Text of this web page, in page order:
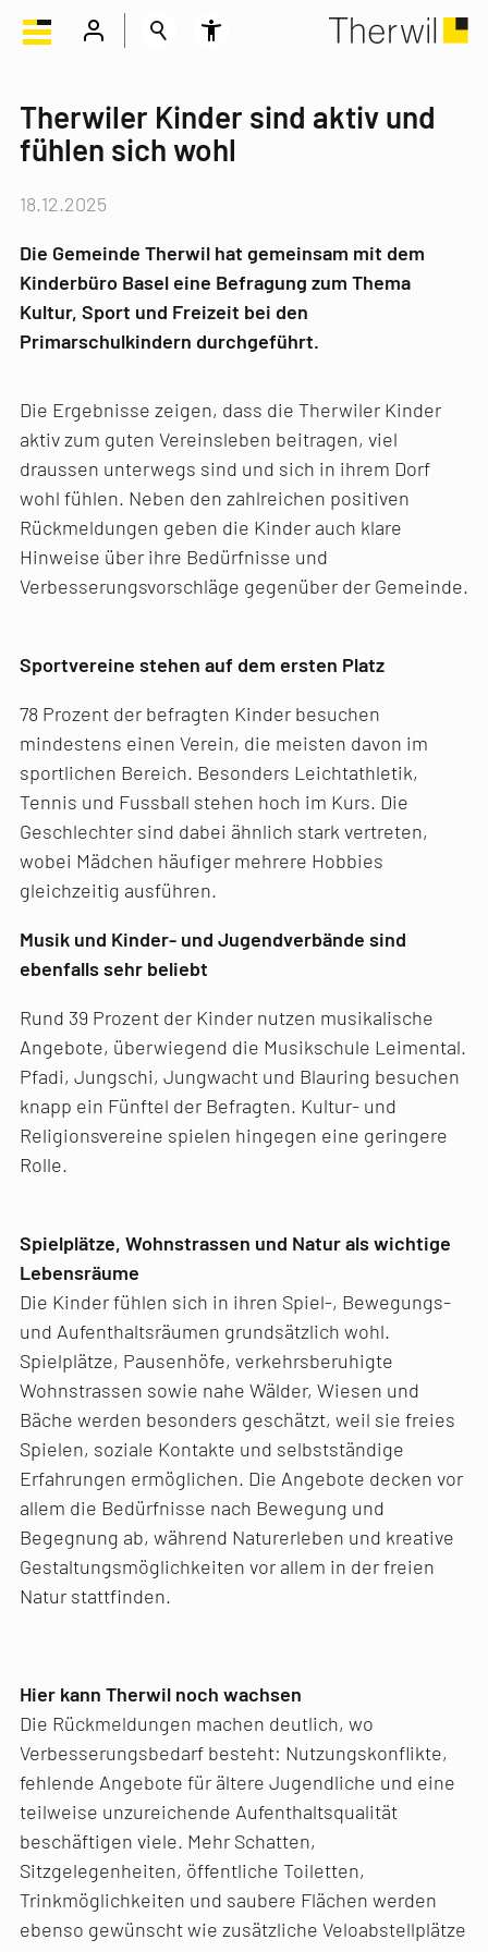
Therwiler Kinder sind aktiv und
fühlen sich wohl
18.12.2025
Die Gemeinde Therwil hat gemeinsam mit dem
Kinderbüro Basel eine Befragung zum Thema
Kultur, Sport und Freizeit bei den
Primarschulkindern durchgeführt.
Die Ergebnisse zeigen, dass die Therwiler Kinder
aktiv zum guten Vereinsleben beitragen, viel
draussen unterwegs sind und sich in ihrem Dorf
wohl fühlen. Neben den zahlreichen positiven
Rückmeldungen geben die Kinder auch klare
Hinweise über ihre Bedürfnisse und
Verbesserungsvorschläge gegenüber der Gemeinde.
Sportvereine stehen auf dem ersten Platz
78 Prozent der befragten Kinder besuchen
mindestens einen Verein, die meisten davon im
sportlichen Bereich. Besonders Leichtathletik,
Tennis und Fussball stehen hoch im Kurs. Die
Geschlechter sind dabei ähnlich stark vertreten,
wobei Mädchen häufiger mehrere Hobbies
gleichzeitig ausführen.
Musik und Kinder- und Jugendverbände sind
ebenfalls sehr beliebt
Rund 39 Prozent der Kinder nutzen musikalische
Angebote, überwiegend die Musikschule Leimental.
Pfadi, Jungschi, Jungwacht und Blauring besuchen
knapp ein Fünftel der Befragten. Kultur- und
Religionsvereine spielen hingegen eine geringere
Rolle.
Spielplätze, Wohnstrassen und Natur als wichtige
Lebensräume
Die Kinder fühlen sich in ihren Spiel-, Bewegungs-
und Aufenthaltsräumen grundsätzlich wohl.
Spielplätze, Pausenhöfe, verkehrsberuhigte
Wohnstrassen sowie nahe Wälder, Wiesen und
Bäche werden besonders geschätzt, weil sie freies
Spielen, soziale Kontakte und selbstständige
Erfahrungen ermöglichen. Die Angebote decken vor
allem die Bedürfnisse nach Bewegung und
Begegnung ab, während Naturerleben und kreative
Gestaltungsmöglichkeiten vor allem in der freien
Natur stattfinden.
Hier kann Therwil noch wachsen
Die Rückmeldungen machen deutlich, wo
Verbesserungsbedarf besteht: Nutzungskonflikte,
fehlende Angebote für ältere Jugendliche und eine
teilweise unzureichende Aufenthaltsqualität
beschäftigen viele. Mehr Schatten,
Sitzgelegenheiten, öffentliche Toiletten,
Trinkmöglichkeiten und saubere Flächen werden
ebenso gewünscht wie zusätzliche Veloabstellplätze